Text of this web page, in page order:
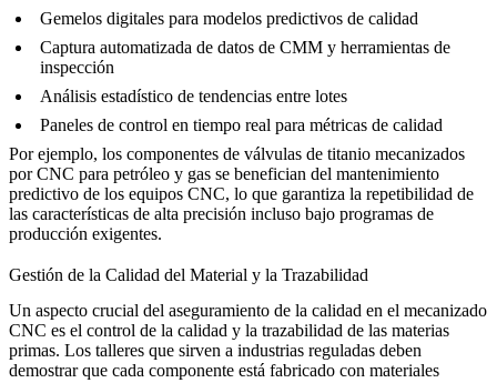
Gemelos digitales para modelos predictivos de calidad
Captura automatizada de datos de CMM y herramientas de
inspección
Análisis estadístico de tendencias entre lotes
Paneles de control en tiempo real para métricas de calidad
Por ejemplo, los componentes de válvulas de titanio mecanizados
por CNC para petróleo y gas se benefician del mantenimiento
predictivo de los equipos CNC, lo que garantiza la repetibilidad de
las características de alta precisión incluso bajo programas de
producción exigentes.
Gestión de la Calidad del Material y la Trazabilidad
Un aspecto crucial del aseguramiento de la calidad en el mecanizado
CNC es el control de la calidad y la trazabilidad de las materias
primas. Los talleres que sirven a industrias reguladas deben
demostrar que cada componente está fabricado con materiales